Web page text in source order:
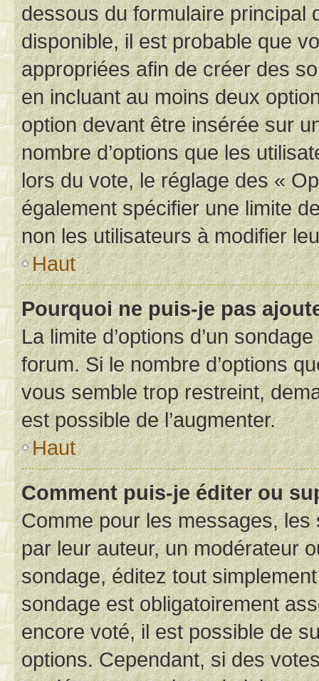
dessous du formulaire principal
disponible, il est probable que
appropriées afin de créer des
en incluant au moins deux
option devant être insérée sur
nombre d’options que les
lors du vote, le réglage des «
également spécifier une limite
non les utilisateurs à modifier
Haut
Pourquoi ne puis-je pas
La limite d’options d’un
forum. Si le nombre d’options
vous semble trop restreint,
est possible de l’augmenter.
Haut
Comment puis-je éditer ou
Comme pour les messages,
par leur auteur, un modérateur
sondage, éditez tout
sondage est obligatoirement
encore voté, il est possible de
options. Cependant, si des